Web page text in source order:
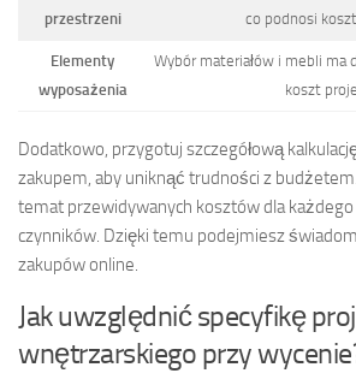
przestrzeni
co podnosi
Elementy
wyposażenia
Wybór materiałów i mebli ma
koszt
Dodatkowo, przygotuj szczegółową
zakupem, aby uniknąć trudności z
temat przewidywanych kosztów dla
czynników. Dzięki temu podejmiesz
zakupów online.
Jak uwzględnić specyfikę
wnętrzarskiego przy